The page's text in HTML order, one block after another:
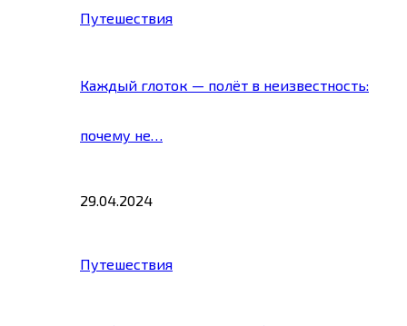
Путешествия
Каждый глоток — полёт в неизвестность:
почему не…
29.04.2024
Путешествия